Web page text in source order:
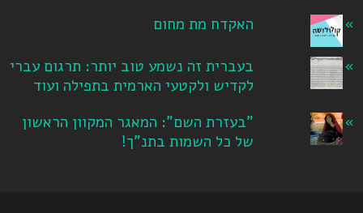
האקדח מת מחום
בעברית זה נשמע טוב יותר: תרגום עברי
לקדיש ולקטעי הארמית בתפילה ועוד
"בעזרת השם": המאגר המקוון הראשון
של כל השמות בתנ"ך!